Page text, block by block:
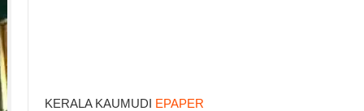
KERALA KAUMUDI EPAPER